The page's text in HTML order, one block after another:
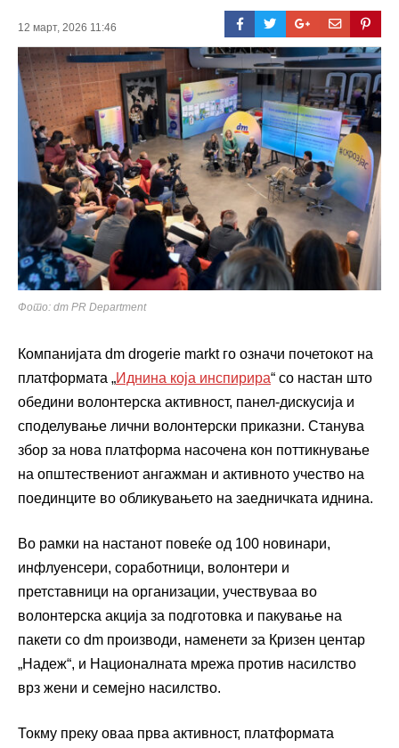
12 март, 2026 11:46
Фото: dm PR Department
Компанијата dm drogerie markt го означи почетокот на
платформата „Иднина која инспирира“ со настан што
обедини волонтерска активност, панел-дискусија и
споделување лични волонтерски приказни. Станува
збор за нова платформа насочена кон поттикнување
на општествениот ангажман и активното учество на
поединците во обликувањето на заедничката иднина.
Во рамки на настанот повеќе од 100 новинари,
инфлуенсери, соработници, волонтери и
претставници на организации, учествуваа во
волонтерска акција за подготовка и пакување на
пакети со dm производи, наменети за Кризен центар
„Надеж“, и Националната мрежа против насилство
врз жени и семејно насилство.
Токму преку оваа прва активност, платформата